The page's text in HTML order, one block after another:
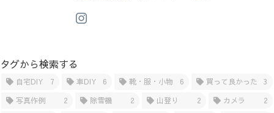
タグから検索する
自宅DIY 7 車DIY 6 靴・服・小物 6 買って良かった
3
写真作例
2 除雪機 2 山登り 2 カメラ
2